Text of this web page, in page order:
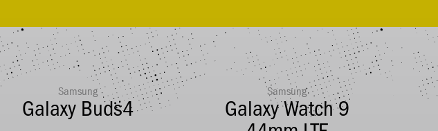
Samsung
Galaxy Buds4
Samsung
Galaxy Watch 9